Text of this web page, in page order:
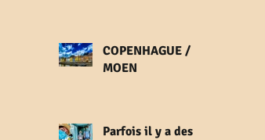
COPENHAGUE /
MOEN
Parfois il y a des